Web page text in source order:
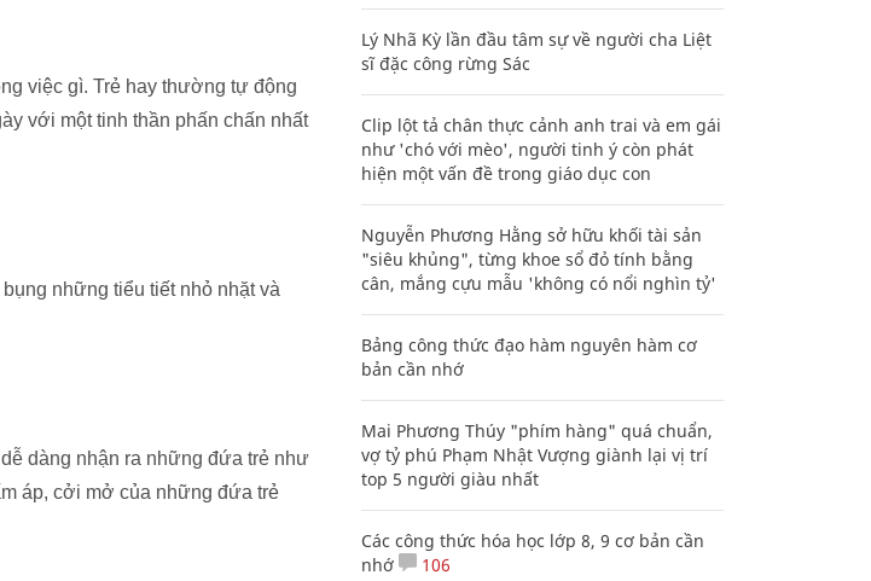
việc gì. Trẻ hay thường tự động
với một tinh thần phấn chấn nhất
những tiểu tiết nhỏ nhặt và
dàng nhận ra những đứa trẻ như
áp, cởi mở của những đứa trẻ
Lý Nhã Kỳ lần đầu tâm sự về người cha Liệt
sĩ đặc công rừng Sác
Clip lột tả chân thực cảnh anh trai và em gái
như 'chó với mèo', người tinh ý còn phát
hiện một vấn đề trong giáo dục con
Nguyễn Phương Hằng sở hữu khối tài sản
"siêu khủng", từng khoe sổ đỏ tính bằng
cân, mắng cựu mẫu 'không có nổi nghìn tỷ'
Bảng công thức đạo hàm nguyên hàm cơ
bản cần nhớ
Mai Phương Thúy "phím hàng" quá chuẩn,
vợ tỷ phú Phạm Nhật Vượng giành lại vị trí
top 5 người giàu nhất
Các công thức hóa học lớp 8, 9 cơ bản cần
nhớ
106